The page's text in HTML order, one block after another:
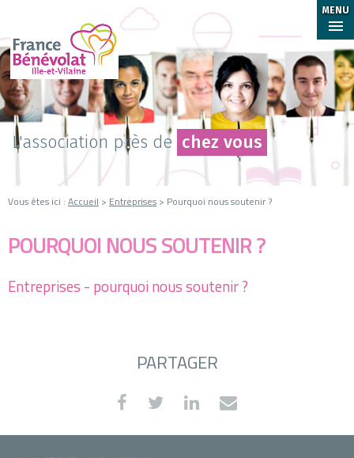
MENU
L'association près de chez vous
Vous êtes ici : Accueil > Entreprises > Pourquoi nous soutenir ?
POURQUOI NOUS SOUTENIR ?
Entreprises - pourquoi nous soutenir ?
PARTAGER